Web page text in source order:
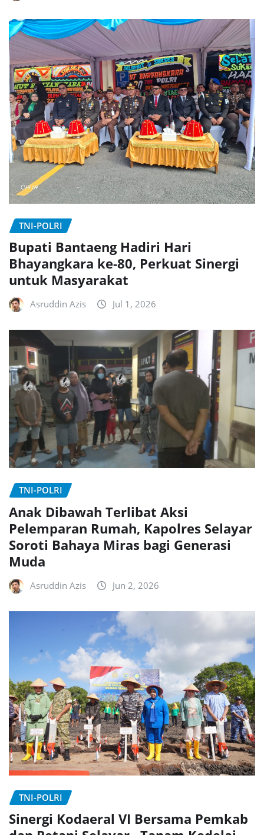
TNI-POLRI
Bupati Bantaeng Hadiri Hari
Bhayangkara ke-80, Perkuat Sinergi
untuk Masyarakat
Asruddin Azis Jul 1, 2026
TNI-POLRI
Anak Dibawah Terlibat Aksi
Pelemparan Rumah, Kapolres Selayar
Soroti Bahaya Miras bagi Generasi
Muda
Asruddin Azis Jun 2, 2026
TNI-POLRI
Sinergi Kodaeral VI Bersama Pemkab